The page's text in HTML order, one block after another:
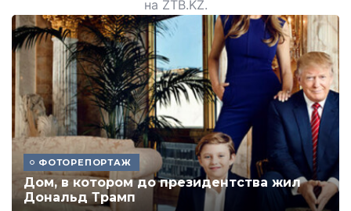
на ZTB.KZ.
ФОТОРЕПОРТАЖ
Дом, в котором до президентства жил
Дональд Трамп